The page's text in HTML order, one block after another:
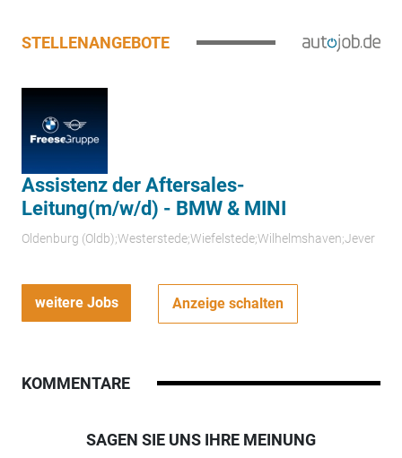
STELLENANGEBOTE
Assistenz der Aftersales-
Leitung(m/w/d) - BMW & MINI
Oldenburg (Oldb);Westerstede;Wiefelstede;Wilhelmshaven;Jever
weitere Jobs Anzeige schalten
KOMMENTARE
SAGEN SIE UNS IHRE MEINUNG